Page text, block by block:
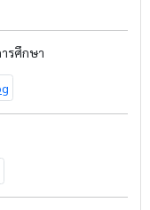
รศึกษา